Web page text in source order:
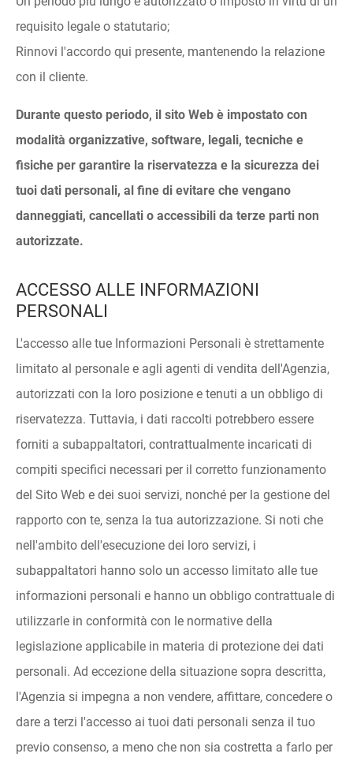
requisito legale o statutario;
Rinnovi l'accordo qui presente, mantenendo la relazione
con il cliente.
Durante questo periodo, il sito Web è impostato con
modalità organizzative, software, legali, tecniche e
fisiche per garantire la riservatezza e la sicurezza dei
tuoi dati personali, al fine di evitare che vengano
danneggiati, cancellati o accessibili da terze parti non
autorizzate.
ACCESSO ALLE INFORMAZIONI
PERSONALI
L'accesso alle tue Informazioni Personali è strettamente
limitato al personale e agli agenti di vendita dell'Agenzia,
autorizzati con la loro posizione e tenuti a un obbligo di
riservatezza. Tuttavia, i dati raccolti potrebbero essere
forniti a subappaltatori, contrattualmente incaricati di
compiti specifici necessari per il corretto funzionamento
del Sito Web e dei suoi servizi, nonché per la gestione del
rapporto con te, senza la tua autorizzazione. Si noti che
nell'ambito dell'esecuzione dei loro servizi, i
subappaltatori hanno solo un accesso limitato alle tue
informazioni personali e hanno un obbligo contrattuale di
utilizzarle in conformità con le normative della
legislazione applicabile in materia di protezione dei dati
personali. Ad eccezione della situazione sopra descritta,
l'Agenzia si impegna a non vendere, affittare, concedere o
dare a terzi l'accesso ai tuoi dati personali senza il tuo
previo consenso, a meno che non sia costretta a farlo per